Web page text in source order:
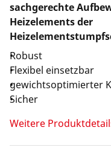
sachgerechte
Heizelements der
Robust
Flexibel einsetzbar
gewichtsoptimierter
Sicher
Weitere